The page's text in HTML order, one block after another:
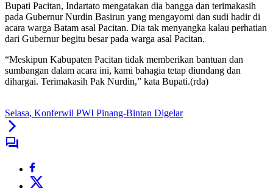
Bupati Pacitan, Indartato mengatakan dia bangga dan terimakasih
pada Gubernur Nurdin Basirun yang mengayomi dan sudi hadir di
acara warga Batam asal Pacitan. Dia tak menyangka kalau perhatian
dari Gubernur begitu besar pada warga asal Pacitan.
“Meskipun Kabupaten Pacitan tidak memberikan bantuan dan
sumbangan dalam acara ini, kami bahagia tetap diundang dan
dihargai. Terimakasih Pak Nurdin,” kata Bupati.(rda)
Selasa, Konferwil PWI Pinang-Bintan Digelar